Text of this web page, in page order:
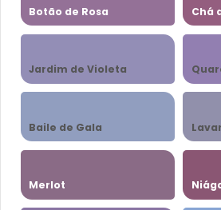
Botão de Rosa Chá
Jardim de Violeta
Baile de Gala
Merlot